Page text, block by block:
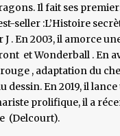
Il fait ses
seller :L’Histoire
. En 2003, il amorce
et Wonderball . En
, adaptation du
dessin. En 2019, il
prolifique, il a
(Delcourt).